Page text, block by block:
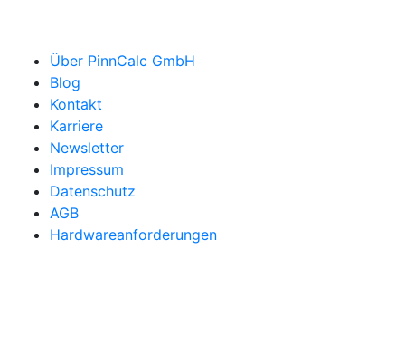
Über PinnCalc GmbH
Blog
Kontakt
Karriere
Newsletter
Impressum
Datenschutz
AGB
Hardwareanforderungen